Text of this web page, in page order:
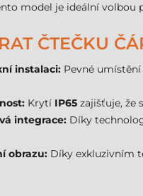
model je ideální
ČTEČKU
instalaci: Pevné
Krytí IP65 zajišťuje, že
integrace: Díky
obrazu: Díky exkluzivním